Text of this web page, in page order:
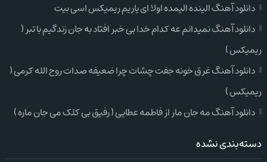
دانلود آهنگ الینده الیمده اولا ای یاریم ریمیکس اسی بیت
دانلود آهنگ نمیدانم عه کدام خدا بی خبر افتاد به جان زندگیم با تبر (
ریمیکس )
دانلود آهنگ غرق خونه جفت چشات چرا ضعیفه صدات روح الله کرمی (
ریمیکس )
دانلود آهنگ مه جان مار از فاطمه عطایی ( رفیق بی کلک می جان ماره )
دسته‌بندی نشده